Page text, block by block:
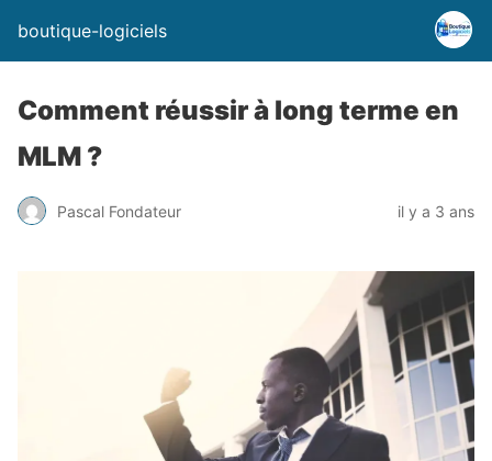
boutique-logiciels
Comment réussir à long terme en
MLM ?
Pascal Fondateur il y a 3 ans